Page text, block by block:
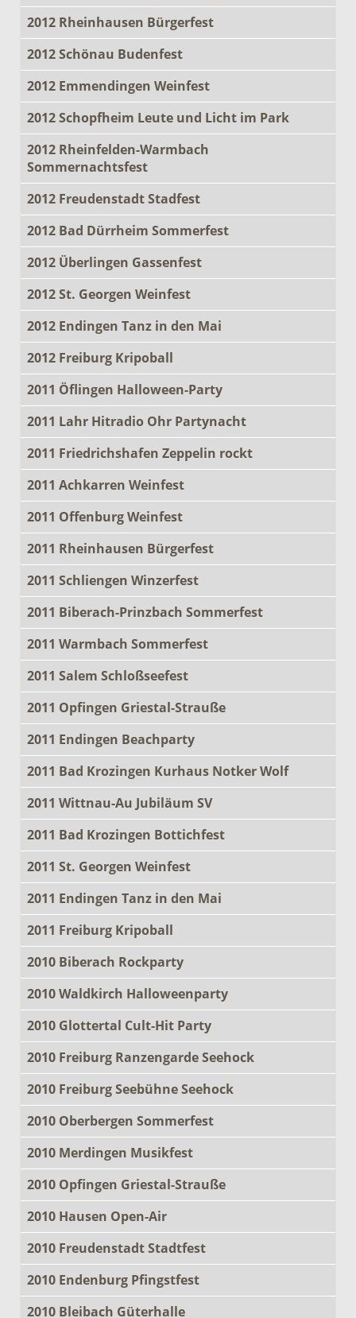
2012 Rheinhausen Bürgerfest
2012 Schönau Budenfest
2012 Emmendingen Weinfest
2012 Schopfheim Leute und Licht im Park
2012 Rheinfelden-Warmbach
Sommernachtsfest
2012 Freudenstadt Stadfest
2012 Bad Dürrheim Sommerfest
2012 Überlingen Gassenfest
2012 St. Georgen Weinfest
2012 Endingen Tanz in den Mai
2012 Freiburg Kripoball
2011 Öflingen Halloween-Party
2011 Lahr Hitradio Ohr Partynacht
2011 Friedrichshafen Zeppelin rockt
2011 Achkarren Weinfest
2011 Offenburg Weinfest
2011 Rheinhausen Bürgerfest
2011 Schliengen Winzerfest
2011 Biberach-Prinzbach Sommerfest
2011 Warmbach Sommerfest
2011 Salem Schloßseefest
2011 Opfingen Griestal-Strauße
2011 Endingen Beachparty
2011 Bad Krozingen Kurhaus Notker Wolf
2011 Wittnau-Au Jubiläum SV
2011 Bad Krozingen Bottichfest
2011 St. Georgen Weinfest
2011 Endingen Tanz in den Mai
2011 Freiburg Kripoball
2010 Biberach Rockparty
2010 Waldkirch Halloweenparty
2010 Glottertal Cult-Hit Party
2010 Freiburg Ranzengarde Seehock
2010 Freiburg Seebühne Seehock
2010 Oberbergen Sommerfest
2010 Merdingen Musikfest
2010 Opfingen Griestal-Strauße
2010 Hausen Open-Air
2010 Freudenstadt Stadtfest
2010 Endenburg Pfingstfest
2010 Bleibach Güterhalle